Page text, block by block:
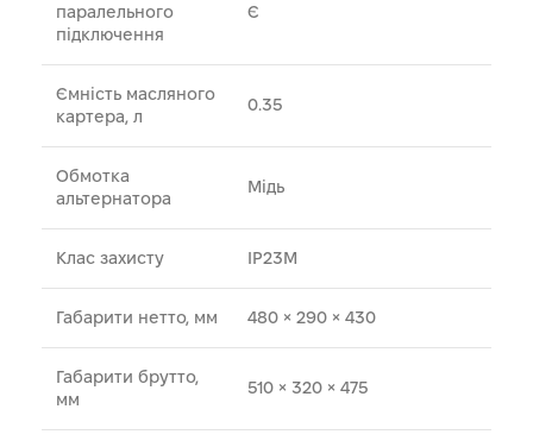
паралельного
підключення
Є
Ємність масляного
картера, л
0.35
Обмотка
альтернатора
Мідь
Клас захисту IP23M
Габарити нетто, мм 480 × 290 × 430
Габарити брутто,
мм
510 × 320 × 475